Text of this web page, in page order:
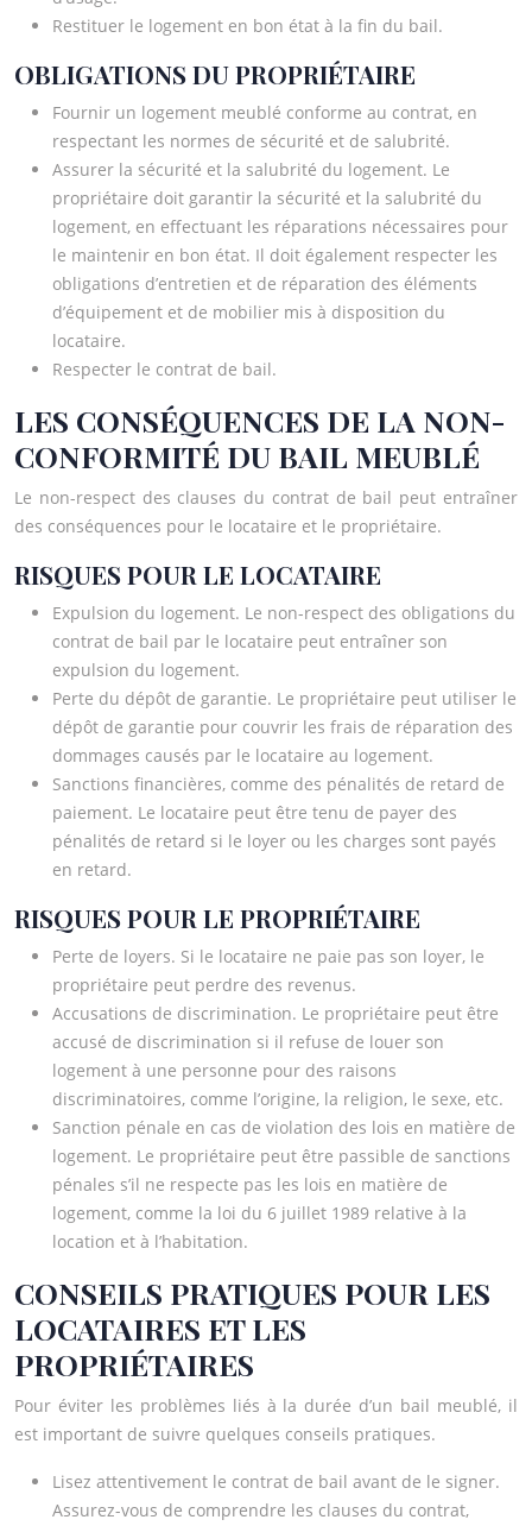
Restituer le logement en bon état à la fin du bail.
OBLIGATIONS DU PROPRIÉTAIRE
Fournir un logement meublé conforme au contrat, en
respectant les normes de sécurité et de salubrité.
Assurer la sécurité et la salubrité du logement. Le
propriétaire doit garantir la sécurité et la salubrité du
logement, en effectuant les réparations nécessaires pour
le maintenir en bon état. Il doit également respecter les
obligations d’entretien et de réparation des éléments
d’équipement et de mobilier mis à disposition du
locataire.
Respecter le contrat de bail.
LES CONSÉQUENCES DE LA NON-
CONFORMITÉ DU BAIL MEUBLÉ
Le non-respect des clauses du contrat de bail peut entraîner
des conséquences pour le locataire et le propriétaire.
RISQUES POUR LE LOCATAIRE
Expulsion du logement. Le non-respect des obligations du
contrat de bail par le locataire peut entraîner son
expulsion du logement.
Perte du dépôt de garantie. Le propriétaire peut utiliser le
dépôt de garantie pour couvrir les frais de réparation des
dommages causés par le locataire au logement.
Sanctions financières, comme des pénalités de retard de
paiement. Le locataire peut être tenu de payer des
pénalités de retard si le loyer ou les charges sont payés
en retard.
RISQUES POUR LE PROPRIÉTAIRE
Perte de loyers. Si le locataire ne paie pas son loyer, le
propriétaire peut perdre des revenus.
Accusations de discrimination. Le propriétaire peut être
accusé de discrimination si il refuse de louer son
logement à une personne pour des raisons
discriminatoires, comme l’origine, la religion, le sexe, etc.
Sanction pénale en cas de violation des lois en matière de
logement. Le propriétaire peut être passible de sanctions
pénales s’il ne respecte pas les lois en matière de
logement, comme la loi du 6 juillet 1989 relative à la
location et à l’habitation.
CONSEILS PRATIQUES POUR LES
LOCATAIRES ET LES
PROPRIÉTAIRES
Pour éviter les problèmes liés à la durée d’un bail meublé, il
est important de suivre quelques conseils pratiques.
Lisez attentivement le contrat de bail avant de le signer.
Assurez-vous de comprendre les clauses du contrat,